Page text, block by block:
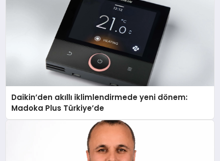
Daikin’den akıllı iklimlendirmede yeni dönem:
Madoka Plus Türkiye’de